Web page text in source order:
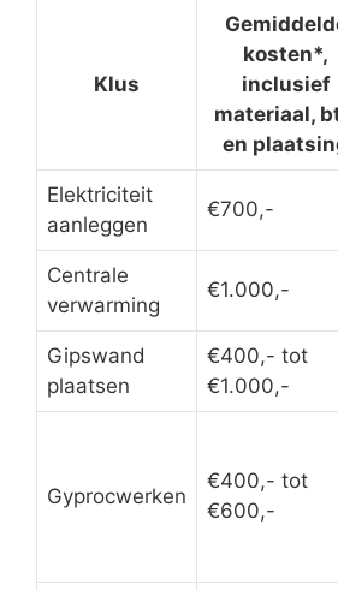
Klus
kosten*,
inclusief
materiaal,
en
Elektriciteit
aanleggen
€700,-
Centrale
verwarming
€1.000,-
Gipswand
plaatsen
€400,- tot
€1.000,-
Gyprocwerken
€400,- tot
€600,-